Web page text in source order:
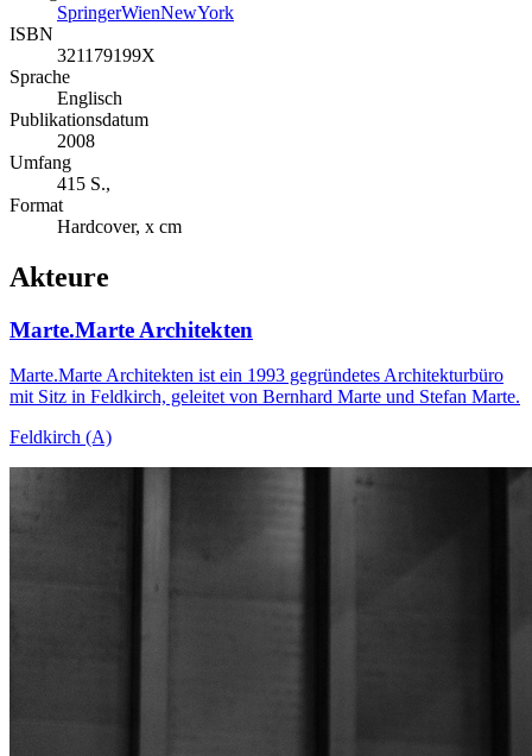
SpringerWienNewYork
ISBN
321179199X
Sprache
Englisch
Publikationsdatum
2008
Umfang
415 S.,
Format
Hardcover, x cm
Akteure
Marte.Marte Architekten
Marte.Marte Architekten ist ein 1993 gegründetes Architekturbüro
mit Sitz in Feldkirch, geleitet von Bernhard Marte und Stefan Marte.
Feldkirch (A)